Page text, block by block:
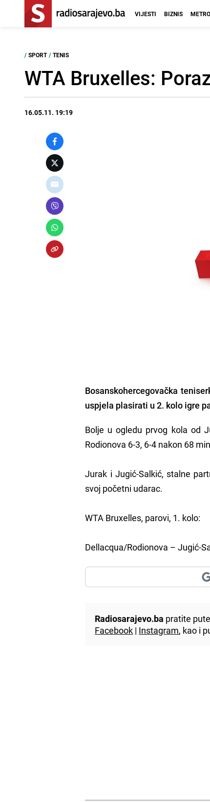
VIJESTI BIZNIS
/ SPORT / TENIS
WTA Bruxelles:
16.05.11. 19:19
Bosanskohercegovačka
uspjela plasirati u 2. kolo igre
Bolje u ogledu prvog kola od
Rodionova 6-3, 6-4 nakon 68
Jurak i Jugić-Salkić, stalne
svoj početni udarac.
WTA Bruxelles, parovi, 1. kolo:
Dellacqua/Rodionova – Jugić-
Radiosarajevo.ba pratite
Facebook | Instagram, kao i